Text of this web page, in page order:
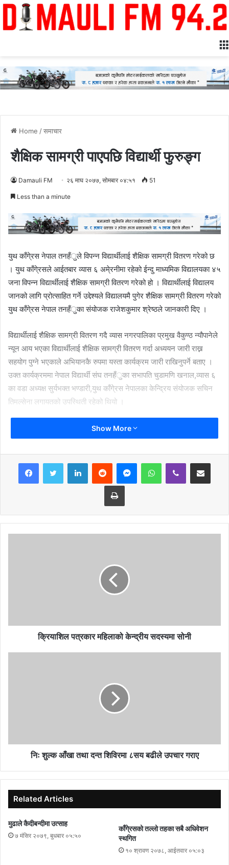
Home /समाचार
शैक्षिक सामग्री पाएपछि विद्यार्थी फुरुङ्ग
Damauli FM २६ माघ २०७७, सोमबार ०४:५१ 51
Less than a minute
युथ काँगे्रस नेपाल तनहँुले विपन्न विद्यार्थीलाई शैक्षिक सामग्री वितरण गरेको छ
। युथ काँगे्रसले आईतबार व्यास ६ अमे्रनीमा रहेको ईन्दु माध्यमिक विद्यालयका ४५
जना विपन्न विद्यार्थीलाई शैक्षिक सामग्री वितरण गरेको हो । विद्यार्थीलाई विद्यालय
जानको लागि प्रोत्साहित गर्ने उद्देश्यले विद्यालयमै पुगेर शैक्षिक सामग्री वितरण गरेको
युथ काँगे्रस नेपाल तनहँुका संयोजक राजेशकुमार श्रेष्ठले जानकारी दिए ।
विद्यार्थीलाई शैक्षिक सामग्री वितरण गदै व्यास नगरपालिका प्रमुख वैकुण्ठ न्यौपानेले
न्यून आय भएका विद्यार्थीलाई शैक्षिक सामग्री वितरण गर्दा अध्ययन जारी राख्न
सहयोग पुग्ने भएकाले अभियानकै रुपमा यस्ता कार्यक्रम जारी राखिनुपर्ने बताए ।
उक्त कार्यक्रममा नेपाल विद्यार्थी संघ तनहँुका सभापति चुडामणि खनाल,व्यास ६
का वडा अध्यक्ष सुर्यभक्त भण्डारी,युथ काँगे्रस नेपालका केन्द्रिय संयोजक सचिन
तिमल्सेना लगायतको उपस्थिती रहेको थियो ।
Show More
LinkedInReddit MessengerWhatsAppViber Share via Email
Print
क्रियाशिल पत्रकार महिलाको केन्द्रीय सदस्यमा सोनी
निः शुल्क आँखा तथा दन्त शिविरमा ८सय बढीले उपचार गराए
Related Articles
मुढाले कैदीबन्दीमा उत्साह
७ मंसिर २०७९, बुधबार ०५:५०
काँगे्रसको तल्लो तहका सबै अधिवेशन
स्थगित
१० श्रावण २०७८, आईतवार ०५:०३